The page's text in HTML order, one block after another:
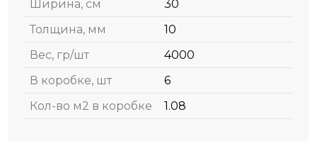
Ширина, см
30
Толщина, мм
10
Вес, гр/шт
4000
В коробке, шт
6
Кол-во м2 в коробке
1.08